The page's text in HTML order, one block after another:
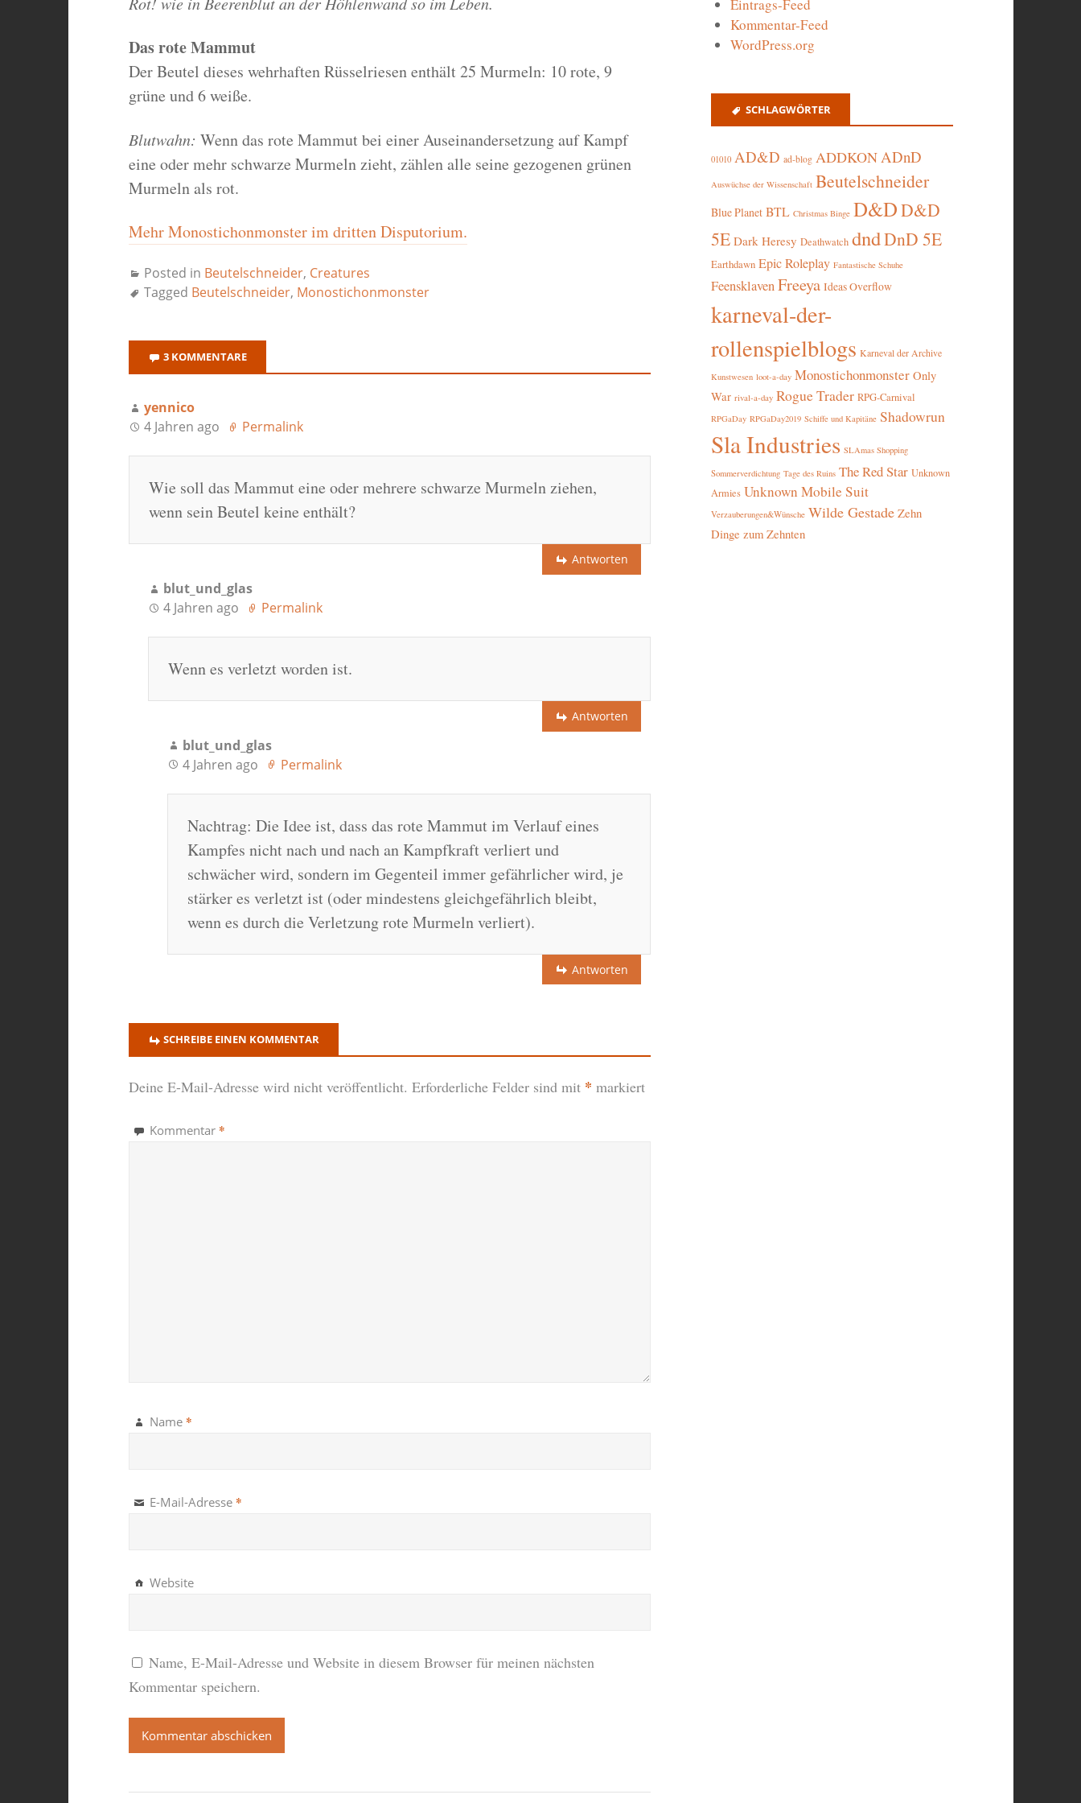
Das rote Mammut
Der Beutel dieses wehrhaften Rüsselriesen enthält 25 Murmeln: 10 rote, 9
grüne und 6 weiße.
Blutwahn: Wenn das rote Mammut bei einer Auseinandersetzung auf Kampf
eine oder mehr schwarze Murmeln zieht, zählen alle seine gezogenen grünen
Murmeln als rot.
Mehr Monostichonmonster im dritten Disputorium.
Posted in Beutelschneider, Creatures
Tagged Beutelschneider, Monostichonmonster
3 KOMMENTARE
yennico
4 Jahren ago
Permalink
Wie soll das Mammut eine oder mehrere schwarze Murmeln ziehen,
wenn sein Beutel keine enthält?
Antworten
blut_und_glas
4 Jahren ago
Permalink
Wenn es verletzt worden ist.
Antworten
blut_und_glas
4 Jahren ago
Permalink
Nachtrag: Die Idee ist, dass das rote Mammut im Verlauf eines
Kampfes nicht nach und nach an Kampfkraft verliert und
schwächer wird, sondern im Gegenteil immer gefährlicher wird, je
stärker es verletzt ist (oder mindestens gleichgefährlich bleibt,
wenn es durch die Verletzung rote Murmeln verliert).
Antworten
SCHREIBE EINEN KOMMENTAR
Deine E-Mail-Adresse wird nicht veröffentlicht. Erforderliche Felder sind mit * markiert
Kommentar *
Name *
E-Mail-Adresse *
Website
Name, E-Mail-Adresse und Website in diesem Browser für meinen nächsten
Kommentar speichern.
Eintrags-Feed
Kommentar-Feed
WordPress.org
SCHLAGWÖRTER
01010 AD&D ad-blog ADDKONADnD
Auswüchse der Wissenschaft Beutelschneider
Blue Planet BTL Christmas Binge D&DD&D
5E Dark Heresy Deathwatch dndDnD 5E
Earthdawn Epic Roleplay Fantastische Schuhe
Feensklaven Freeya Ideas Overflow
karneval-der-
rollenspielblogs Karneval der Archive
Kunstwesen loot-a-day Monostichonmonster Only
War rival-a-day Rogue Trader RPG-Carnival
RPGaDay RPGaDay2019 Schiffe und Kapitäne Shadowrun
Sla Industries SLAmas Shopping
Sommerverdichtung Tage des Ruins The Red Star Unknown
Armies Unknown Mobile Suit
Verzauberungen&Wünsche Wilde Gestade Zehn
Dinge zum Zehnten